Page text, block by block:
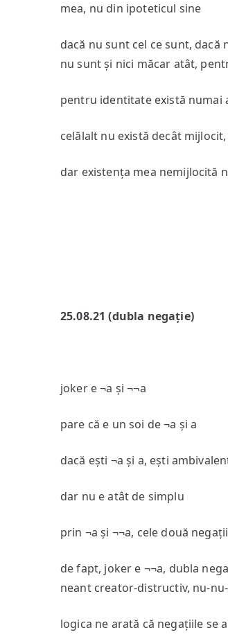
mea, nu din ipoteticul sine
dacă nu sunt cel ce sunt, dacă
nu sunt și nici măcar atât,
pentru identitate există
celălalt nu există decât
dar existența mea nemijlocită
25.08.21 (dubla negație)
joker e ¬a și ¬¬a
pare că e un soi de ¬a și a
dacă ești ¬a și a, ești
dar nu e atât de simplu
prin ¬a și ¬¬a, cele două
de fapt, joker e ¬¬a, dubla
neant creator-distructiv, nu-
logica ne arată că negațiile se